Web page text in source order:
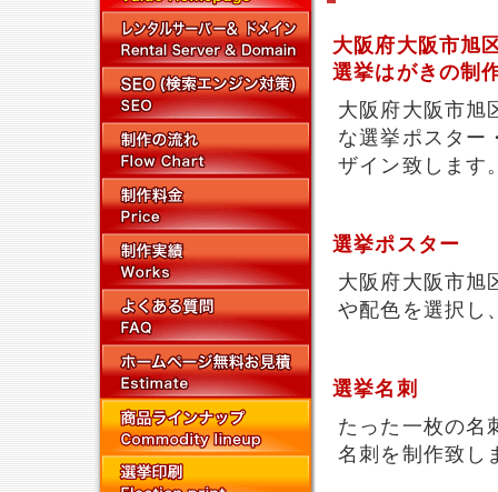
大阪府大阪市旭
選挙はがきの制
大阪府大阪市旭
な選挙ポスター
ザイン致します
選挙ポスター
大阪府大阪市旭
や配色を選択し
選挙名刺
たった一枚の名
名刺を制作致し